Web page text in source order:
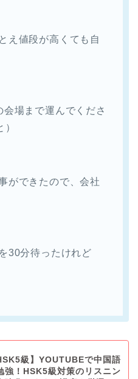
え値段が高くても自
会場まで運んでくださ
ができたので、会社
30分待ったけれど
級】YOUTUBEで中国語
強！HSK5級対策のリスニン